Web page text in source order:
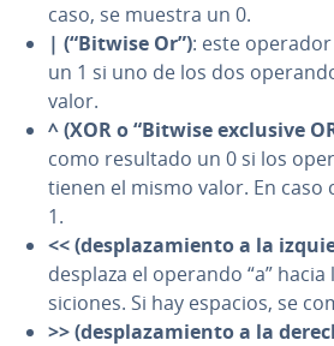
caso, se muestra un 0.
| (“Bitwise Or”): este
un 1 si uno de los dos
valor.
^ (XOR o “Bitwise exclusive
como resultado un 0 si los
tienen el mismo valor. En
1.
<< (de­s­pla­za­mie­n­to a la
desplaza el operando “a”
si­cio­nes. Si hay espacios, se
>> (de­s­pla­za­mie­n­to a la